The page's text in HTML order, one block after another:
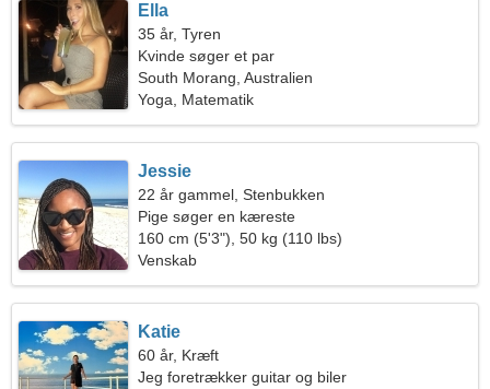
Ella
35 år, Tyren
Kvinde søger et par
South Morang, Australien
Yoga, Matematik
Jessie
22 år gammel, Stenbukken
Pige søger en kæreste
160 cm (5'3"), 50 kg (110 lbs)
Venskab
Katie
60 år, Kræft
Jeg foretrækker guitar og biler